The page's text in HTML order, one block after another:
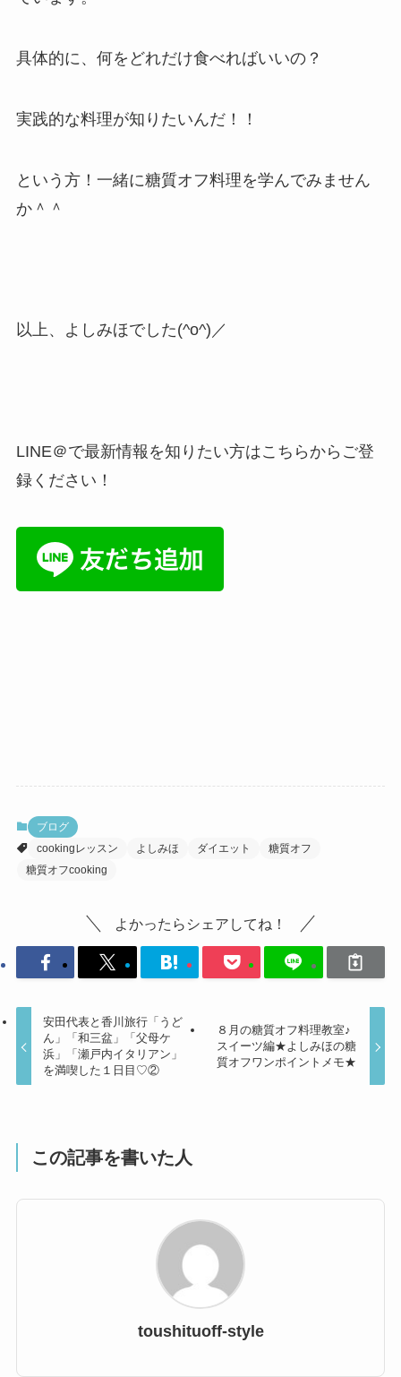
具体的に、何をどれだけ食べればいいの？
実践的な料理が知りたいんだ！！
という方！一緒に糖質オフ料理を学んでみません
か＾＾
以上、よしみほでした(^o^)／
LINE＠で最新情報を知りたい方はこちらからご登
録ください！
ブログ
cookingレッスン
よしみほ ダイエット
糖質オフ
糖質オフcooking
よかったらシェアしてね！
安田代表と香川旅行「うど
ん」「和三盆」「父母ケ
浜」「瀬戸内イタリアン」
を満喫した１日目♡②
８月の糖質オフ料理教室♪
スイーツ編★よしみほの糖
質オフワンポイントメモ★
この記事を書いた人
toushituoff-style